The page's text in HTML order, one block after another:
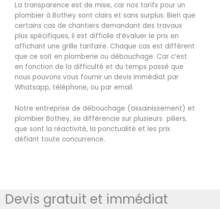
La transparence est de mise, car nos tarifs pour un
plombier à Bothey sont clairs et sans surplus. Bien que
certains cas de chantiers demandant des travaux
plus spécifiques, il est difficile d’évaluer le prix en
affichant une grille tarifaire. Chaque cas est différent
que ce soit en plomberie ou débouchage. Car c’est
en fonction de la difficulté et du temps passé que
nous pouvons vous fournir un devis immédiat par
Whatsapp, téléphone, ou par email.
Notre entreprise de débouchage (assainissement) et
plombier Bothey, se différencie sur plusieurs piliers,
que sont la réactivité, la ponctualité et les prix
défiant toute concurrence.
Devis gratuit et immédiat